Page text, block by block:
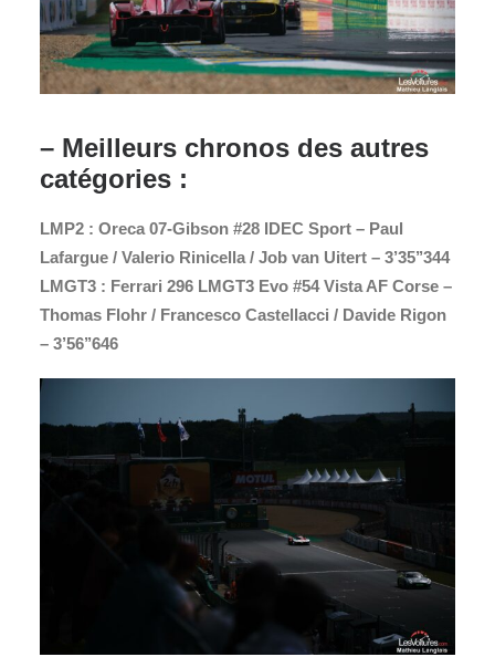
– Meilleurs chronos des autres
catégories :
LMP2 : Oreca 07-Gibson #28 IDEC Sport – Paul
Lafargue / Valerio Rinicella / Job van Uitert – 3’35’’344
LMGT3 : Ferrari 296 LMGT3 Evo #54 Vista AF Corse –
Thomas Flohr / Francesco Castellacci / Davide Rigon
– 3’56’’646